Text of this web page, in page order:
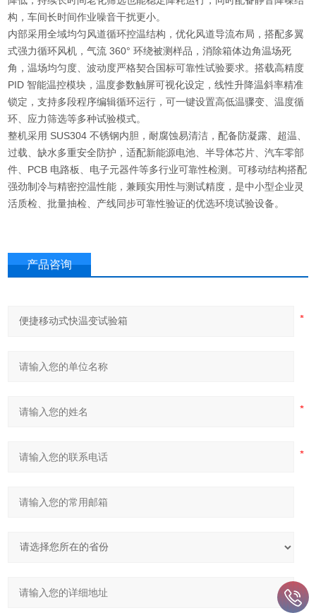
构，车间长时间作业噪音干扰更小。
内部采用全域均匀风道循环控温结构，优化风道导流布局，搭配多翼
式强力循环风机，气流 360° 环绕被测样品，消除箱体边角温场死
角，温场均匀度、波动度严格契合国标可靠性试验要求。搭载高精度
PID 智能温控模块，温度参数触屏可视化设定，线性升降温斜率精准
锁定，支持多段程序编辑循环运行，可一键设置高低温骤变、温度循
环、应力筛选等多种试验模式。
整机采用 SUS304 不锈钢内胆，耐腐蚀易清洁，配备防凝露、超温、
过载、缺水多重安全防护，适配新能源电池、半导体芯片、汽车零部
件、PCB 电路板、电子元器件等多行业可靠性检测。可移动结构搭配
强劲制冷与精密控温性能，兼顾实用性与测试精度，是中小型企业灵
活质检、批量抽检、产线同步可靠性验证的优选环境试验设备。
产品咨询